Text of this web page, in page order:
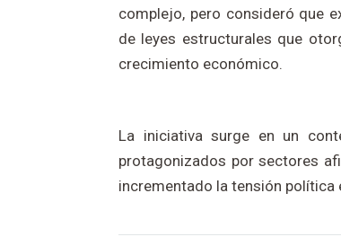
complejo, pero consideró que
de leyes estructurales que
crecimiento económico.
La iniciativa surge en un
protagonizados por sectores
incrementado la tensión política